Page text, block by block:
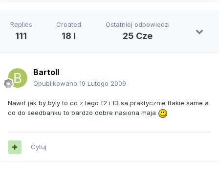
Replies
111
Created
18 l
Ostatniej odpowiedzi
25 Cze
Bartoll
Opublikowano 19 Lutego 2009
Nawrt jak by byly to co z tego f2 i f3 sa praktycznie ttakie same a
co do seedbanku to bardzo dobre nasiona maja
Cytuj